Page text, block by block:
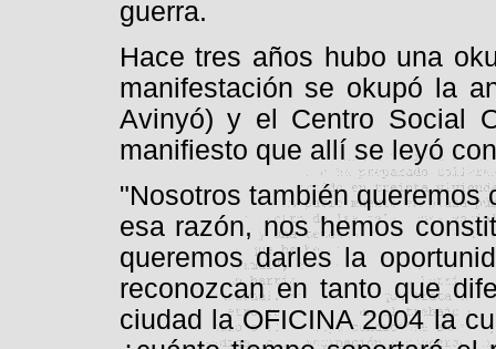
guerra.
Hace tres años hubo una
manifestación se okupó la
Avinyó) y el Centro Social
manifiesto que allí se leyó
"Nosotros también queremos
esa razón, nos hemos
queremos darles la
reconozcan en tanto que
ciudad la OFICINA 2004 la